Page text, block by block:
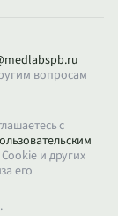
с
и других
его
вопросам